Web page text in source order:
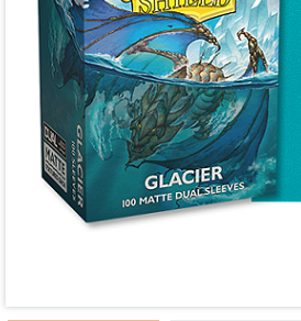
Mã giảm giá:
Ngày hết hạn:
Điều kiện: